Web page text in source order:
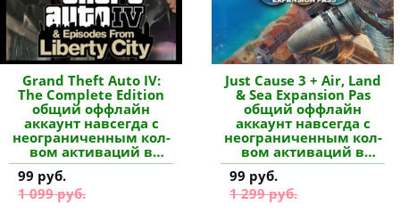
Grand Theft Auto IV:
The Complete Edition
общий оффлайн
аккаунт навсегда с
неограниченным кол-
вом активаций в
Steam купить
99 руб.
1 099 руб.
Just Cause 3 + Air, Land
& Sea Expansion Pas
общий оффлайн
аккаунт навсегда с
неограниченным кол-
вом активаций в
Steam купить
99 руб.
1 299 руб.